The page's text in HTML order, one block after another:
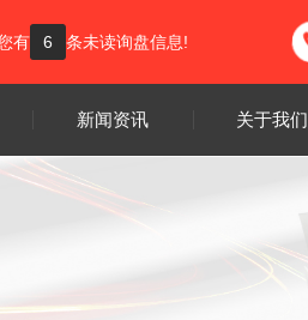
有 6 条未读询盘信息!
新闻资讯 关于我们